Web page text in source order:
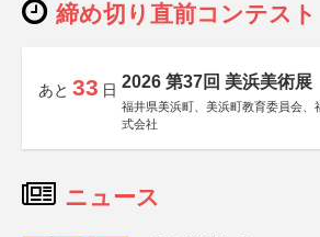
締め切り直前コンテスト
あと 33 日 2026 第37回 美浜美術展
福井県美浜町、美浜町教育委員会、
式会社
ニュース